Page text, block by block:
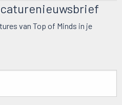
van Top of Minds in je